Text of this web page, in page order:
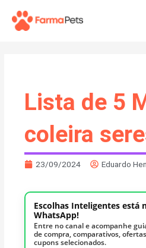
para
Lista de 5
coleira
23/09/2024 Eduardo
Escolhas Inteligentes está
WhatsApp!
Entre no canal e acompanhe
de compra, comparativos,
cupons selecionados.